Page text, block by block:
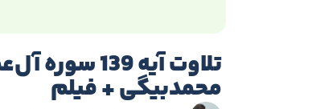
تلاوت آیه
محمدبیگی + فیلم